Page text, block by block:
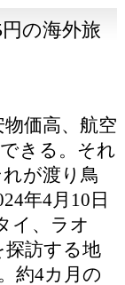
の海外旅
価高、航空
きる。それ
が渡り鳥
年4月10日
イ、ラオ
探訪する地
約4カ月の